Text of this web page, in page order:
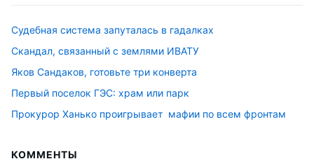
Судебная система запуталась в гадалках
Скандал, связанный с землями ИВАТУ
Яков Сандаков, готовьте три конверта
Первый поселок ГЭС: храм или парк
Прокурор Ханько проигрывает мафии по всем фронтам
КОММЕНТЫ